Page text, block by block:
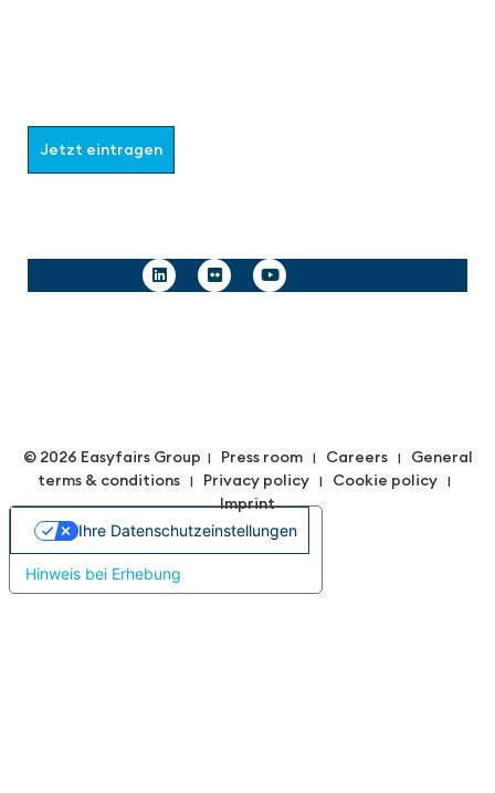
Jetzt eintragen
© 2026 Easyfairs Group | Press room| Careers| General
terms & conditions | Privacy policy | Cookie policy |
Imprint
Hinweis bei Erhebung
Ihre Datenschutzeinstellungen